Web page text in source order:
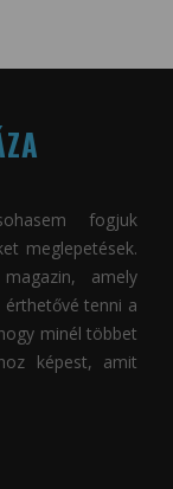
fogjuk
meglepetések.
amely
érthetővé tenni a
minél többet
képest, amit